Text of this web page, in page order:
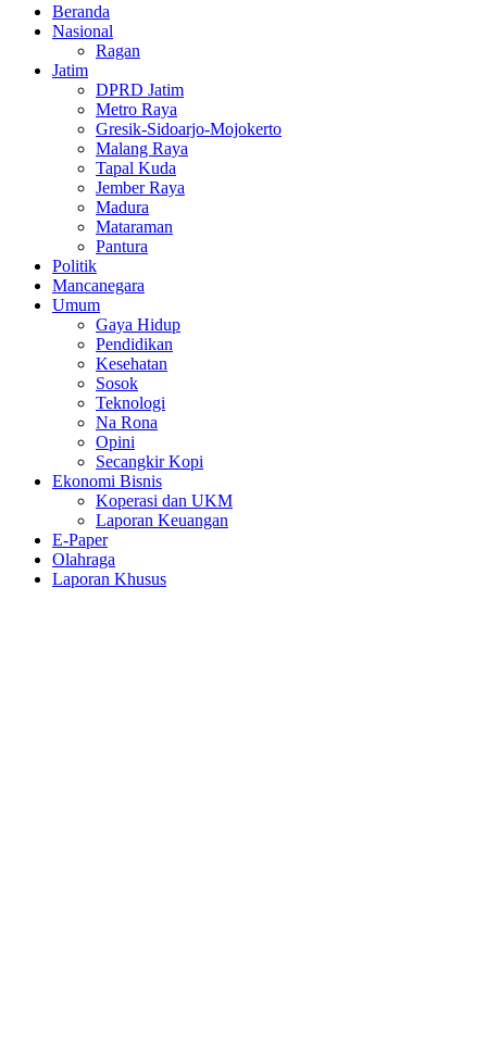
Beranda
Nasional
Ragan
Jatim
DPRD Jatim
Metro Raya
Gresik-Sidoarjo-Mojokerto
Malang Raya
Tapal Kuda
Jember Raya
Madura
Mataraman
Pantura
Politik
Mancanegara
Umum
Gaya Hidup
Pendidikan
Kesehatan
Sosok
Teknologi
Na Rona
Opini
Secangkir Kopi
Ekonomi Bisnis
Koperasi dan UKM
Laporan Keuangan
E-Paper
Olahraga
Laporan Khusus